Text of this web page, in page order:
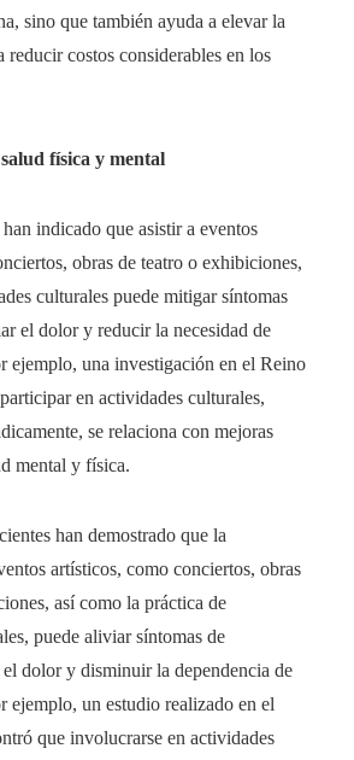
sino que también ayuda a elevar la
reducir costos considerables en los
física y mental
indicado que asistir a eventos
obras de teatro o exhibiciones,
culturales puede mitigar síntomas
el dolor y reducir la necesidad de
ejemplo, una investigación en el Reino
en actividades culturales,
se relaciona con mejoras
mental y física.
han demostrado que la
artísticos, como conciertos, obras
así como la práctica de
puede aliviar síntomas de
dolor y disminuir la dependencia de
ejemplo, un estudio realizado en el
que involucrarse en actividades